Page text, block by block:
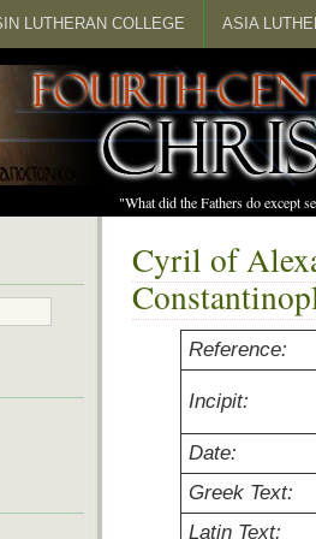
LUTHERAN COLLEGE ASIA
"What did the Fathers do except
Cyril of
Reference:
Incipit:
Date:
Greek Text:
Latin Text: